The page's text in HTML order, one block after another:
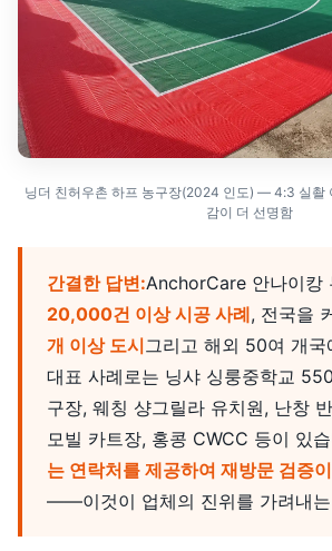
닝더 친허우촌 하프 농구장(2024 인도) — 4:3 실촬
감이 더 선명함
간결한 답변:AnchorCare 안나이캉
20,000건 이상 시공 사례, 전국을
개 이상 도시그리고 해외 50여 개국
대표 사례로는 닝샤 싱룽중학교
구장, 웨칭 샹그릴라 유치원, 난창
모빌 카트장, 홍콩 CWCC 등이 있
는 연락처를 제공하여 재방문 검증
——이것이 업체의 진위를 가려내는